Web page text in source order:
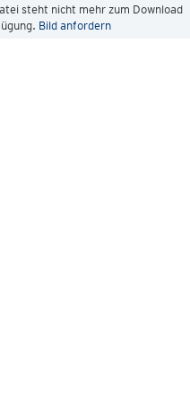
steht nicht mehr zum Download
Bild anfordern